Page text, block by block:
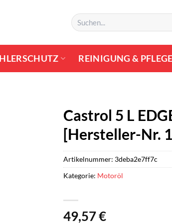
Suchen
nach:
REINIGUNG & PFLEGE
Castrol 5 L
[Hersteller-Nr.
49,57€
Artikelnummer: 3deba2e7ff7c
Kategorie: Motoröl